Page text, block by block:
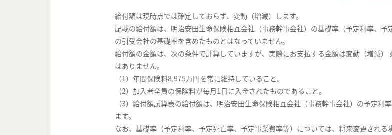
給付額は現時点では確定しておらず、変動（増減）します。
記載の給付額は、明治安田生命保険相互会社（事務幹事会社）の基礎率（予定利率、
の引受会社の基礎率を含めたものとはなっていません。
給付額の金額は、次の条件で計算していますが、実際にお支払する金額は変動（増減
はありません。
（1）年間保険料8,975万円を常に維持していること。
（2）加入者全員の保険料が毎月1日に入金されたものであること。
（3）給付額試算表の給付額は、明治安田生命保険相互会社（事務幹事会社）の予定
ます。
なお、基礎率（予定利率、予定死亡率、予定事業費率等）については、将来変更される